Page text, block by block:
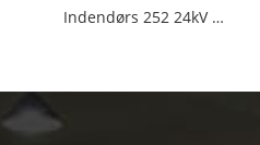
Indendørs 252 24kV kontaktboks